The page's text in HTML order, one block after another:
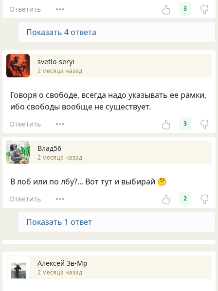
Ответить 3
Показать 4 ответа
svetlo-seryi
2 месяца назад
Говоря о свободе, всегда надо указывать ее рамки,
ибо свободы вообще не существует.
Ответить 3
Влад56
2 месяца назад
В лоб или по лбу?... Вот тут и выбирай 🤔
Ответить 2
Показать 1 ответ
Алексей Зв-Mp
2 месяца назад